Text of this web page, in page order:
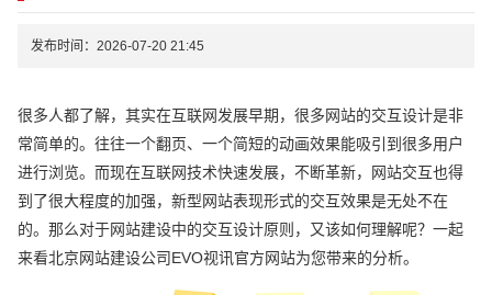
发布时间：2026-07-20 21:45
很多人都了解，其实在互联网发展早期，很多网站的交互设计是非
常简单的。往往一个翻页、一个简短的动画效果能吸引到很多用户
进行浏览。而现在互联网技术快速发展，不断革新，网站交互也得
到了很大程度的加强，新型网站表现形式的交互效果是无处不在
的。那么对于网站建设中的交互设计原则，又该如何理解呢？一起
来看北京网站建设公司EVO视讯官方网站为您带来的分析。